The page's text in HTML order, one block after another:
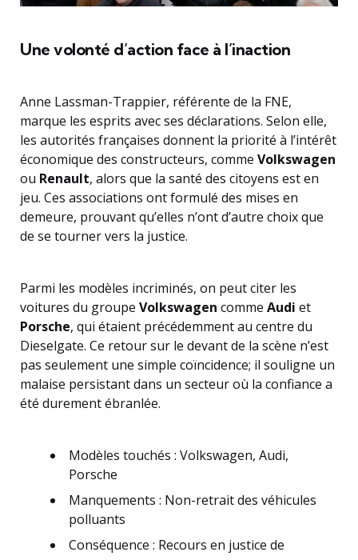
Une volonté d’action face à l’inaction
Anne Lassman-Trappier, référente de la FNE,
marque les esprits avec ses déclarations. Selon elle,
les autorités françaises donnent la priorité à l’intérêt
économique des constructeurs, comme Volkswagen
ou Renault, alors que la santé des citoyens est en
jeu. Ces associations ont formulé des mises en
demeure, prouvant qu’elles n’ont d’autre choix que
de se tourner vers la justice.
Parmi les modèles incriminés, on peut citer les
voitures du groupe Volkswagen comme Audi et
Porsche, qui étaient précédemment au centre du
Dieselgate. Ce retour sur le devant de la scène n’est
pas seulement une simple coïncidence; il souligne un
malaise persistant dans un secteur où la confiance a
été durement ébranlée.
Modèles touchés : Volkswagen, Audi,
Porsche
Manquements : Non-retrait des véhicules
polluants
Conséquence : Recours en justice de